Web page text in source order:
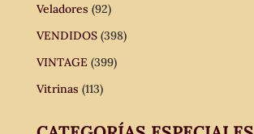
Veladores (92)
VENDIDOS (398)
VINTAGE (399)
Vitrinas (113)